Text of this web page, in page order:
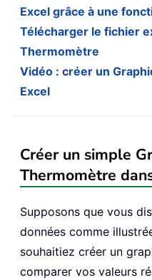
Excel grâce à une
Télécharger le fichier
Thermomètre
Vidéo : créer un
Excel
Créer un simple
Thermomètre
Supposons que vous
données comme
souhaitiez créer un
comparer vos valeurs